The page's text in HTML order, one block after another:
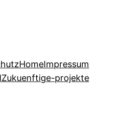
HomeImpressum
Zukuenftige-projekte